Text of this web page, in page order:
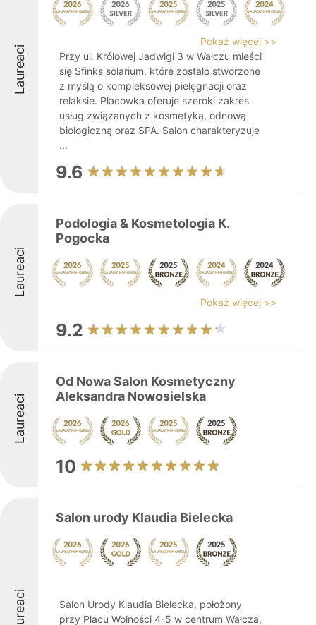
Laureaci
Pokaż więcej >>
Przy ul. Królowej Jadwigi 3 w Wałczu mieści
się Sfinks solarium, które zostało stworzone
z myślą o kompleksowej pielęgnacji oraz
relaksie. Placówka oferuje szeroki zakres
usług związanych z kosmetyką, odnową
biologiczną oraz SPA. Salon charakteryzuje
...
9.6
Laureaci
Podologia & Kosmetologia K.
Pogocka
Pokaż więcej >>
9.2
Laureaci
Od Nowa Salon Kosmetyczny
Aleksandra Nowosielska
10
Laureaci
Salon urody Klaudia Bielecka
Salon Urody Klaudia Bielecka, położony
przy Placu Wolności 4-5 w centrum Wałcza,